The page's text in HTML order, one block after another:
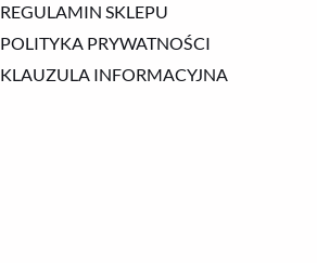
REGULAMIN SKLEPU
POLITYKA PRYWATNOŚCI
KLAUZULA INFORMACYJNA